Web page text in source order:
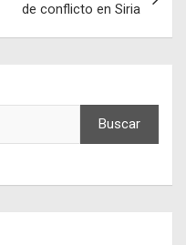
de conflicto en Siria
Buscar